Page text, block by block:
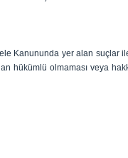
Kanununda yer alan suçlar
hükümlü olmaması veya